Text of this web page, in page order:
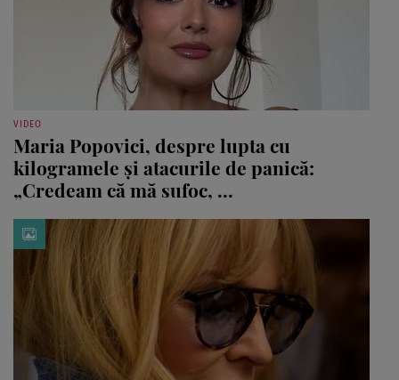
VIDEO
Maria Popovici, despre lupta cu
kilogramele și atacurile de panică:
„Credeam că mă sufoc, ...